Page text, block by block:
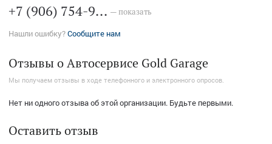
+7 (906) 754-9... — показать
Нашли ошибку?Сообщите нам
Отзывы о Автосервисе Gold Garage
Мы получаем отзывы в ходе телефонного и электронного опросов.
Нет ни одного отзыва об этой организации. Будьте первыми.
Оставить отзыв